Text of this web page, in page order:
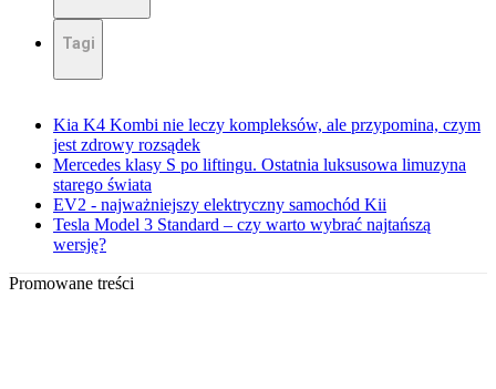
Tagi
Kia K4 Kombi nie leczy kompleksów, ale przypomina, czym
jest zdrowy rozsądek
Mercedes klasy S po liftingu. Ostatnia luksusowa limuzyna
starego świata
EV2 - najważniejszy elektryczny samochód Kii
Tesla Model 3 Standard – czy warto wybrać najtańszą
wersję?
Promowane treści